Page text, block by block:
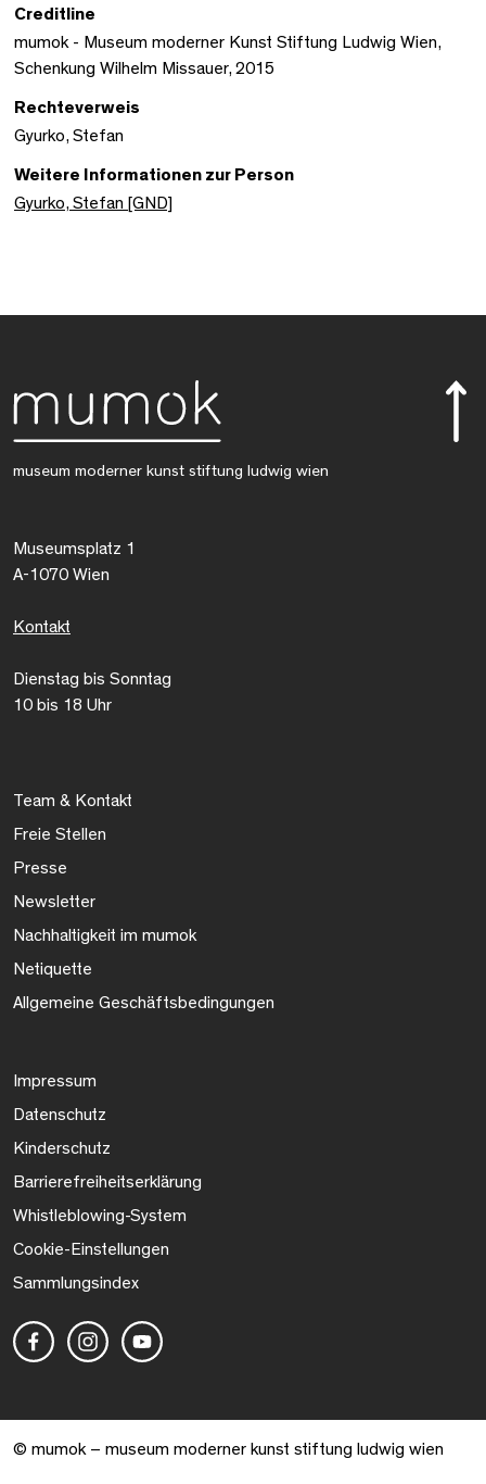
Creditline
mumok - Museum moderner Kunst Stiftung Ludwig Wien,
Schenkung Wilhelm Missauer, 2015
Rechteverweis
Gyurko, Stefan
Weitere Informationen zur Person
Gyurko, Stefan [GND]
museum moderner kunst stiftung ludwig wien
Museumsplatz 1
A-1070 Wien
Kontakt
Dienstag bis Sonntag
10 bis 18 Uhr
Team & Kontakt
Freie Stellen
Presse
Newsletter
Nachhaltigkeit im mumok
Netiquette
Allgemeine Geschäftsbedingungen
Impressum
Datenschutz
Kinderschutz
Barrierefreiheitserklärung
Whistleblowing-System
Cookie-Einstellungen
Sammlungsindex
© mumok – museum moderner kunst stiftung ludwig wien